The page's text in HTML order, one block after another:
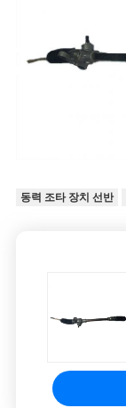
동력 조타 장치 선반